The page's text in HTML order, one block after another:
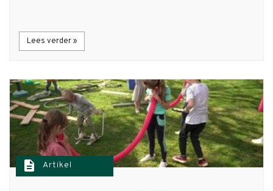
Lees verder »
description Artikel